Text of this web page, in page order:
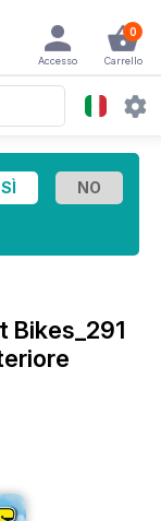
0
Carrello
Accesso
Bikes_291